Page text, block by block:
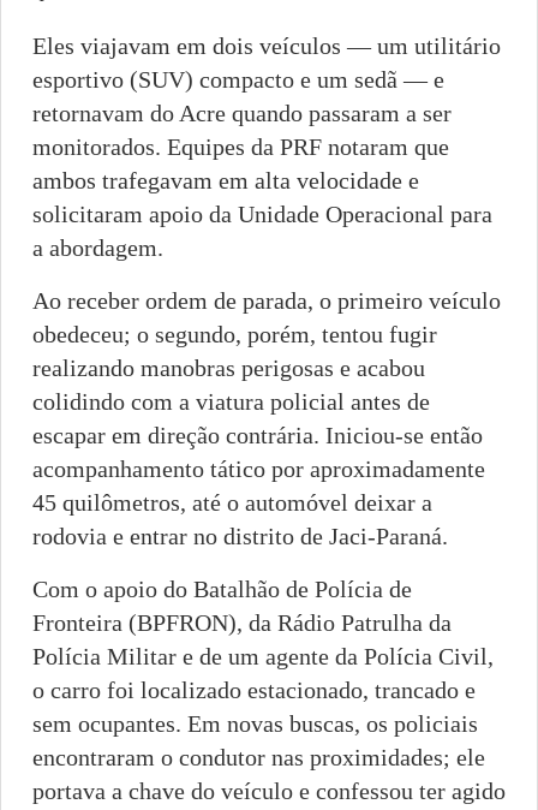
Eles viajavam em dois veículos — um utilitário
esportivo (SUV) compacto e um sedã — e
retornavam do Acre quando passaram a ser
monitorados. Equipes da PRF notaram que
ambos trafegavam em alta velocidade e
solicitaram apoio da Unidade Operacional para
a abordagem.
Ao receber ordem de parada, o primeiro veículo
obedeceu; o segundo, porém, tentou fugir
realizando manobras perigosas e acabou
colidindo com a viatura policial antes de
escapar em direção contrária. Iniciou-se então
acompanhamento tático por aproximadamente
45 quilômetros, até o automóvel deixar a
rodovia e entrar no distrito de Jaci-Paraná.
Com o apoio do Batalhão de Polícia de
Fronteira (BPFRON), da Rádio Patrulha da
Polícia Militar e de um agente da Polícia Civil,
o carro foi localizado estacionado, trancado e
sem ocupantes. Em novas buscas, os policiais
encontraram o condutor nas proximidades; ele
portava a chave do veículo e confessou ter agido